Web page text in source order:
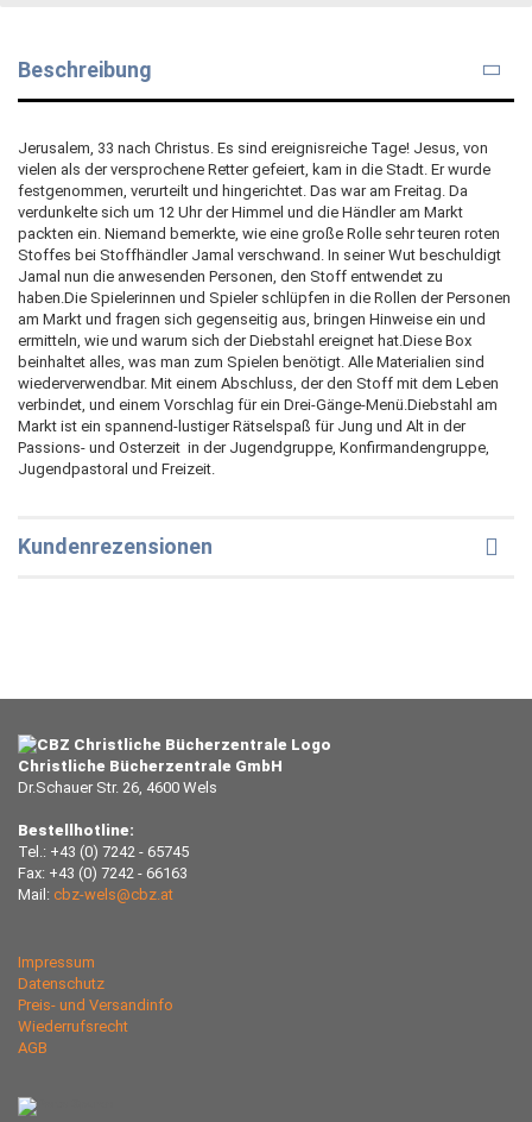
Beschreibung
Jerusalem, 33 nach Christus. Es sind ereignisreiche Tage! Jesus, von
vielen als der versprochene Retter gefeiert, kam in die Stadt. Er wurde
festgenommen, verurteilt und hingerichtet. Das war am Freitag. Da
verdunkelte sich um 12 Uhr der Himmel und die Händler am Markt
packten ein. Niemand bemerkte, wie eine große Rolle sehr teuren roten
Stoffes bei Stoffhändler Jamal verschwand. In seiner Wut beschuldigt
Jamal nun die anwesenden Personen, den Stoff entwendet zu
haben.Die Spielerinnen und Spieler schlüpfen in die Rollen der Personen
am Markt und fragen sich gegenseitig aus, bringen Hinweise ein und
ermitteln, wie und warum sich der Diebstahl ereignet hat.Diese Box
beinhaltet alles, was man zum Spielen benötigt. Alle Materialien sind
wiederverwendbar. Mit einem Abschluss, der den Stoff mit dem Leben
verbindet, und einem Vorschlag für ein Drei-Gänge-Menü.Diebstahl am
Markt ist ein spannend-lustiger Rätselspaß für Jung und Alt in der
Passions- und Osterzeit  in der Jugendgruppe, Konfirmandengruppe,
Jugendpastoral und Freizeit.
Kundenrezensionen
Christliche Bücherzentrale GmbH
Dr.Schauer Str. 26, 4600 Wels
Bestellhotline:
Tel.: +43 (0) 7242 - 65745
Fax: +43 (0) 7242 - 66163
Mail: cbz-wels@cbz.at
Impressum
Datenschutz
Preis- und Versandinfo
Wiederrufsrecht
AGB